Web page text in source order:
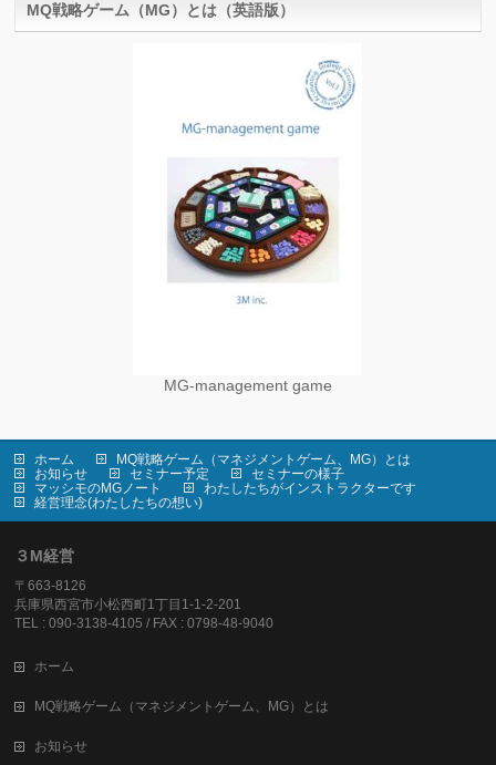
MQ戦略ゲーム（MG）とは（英語版）
MG-management game
ホーム
MQ戦略ゲーム（マネジメントゲーム、MG）とは
お知らせ
セミナー予定
セミナーの様子
マッシモのMGノート
わたしたちがインストラクターです
経営理念(わたしたちの想い)
３M経営
〒663-8126
兵庫県西宮市小松西町1丁目1-1-2-201
TEL : 090-3138-4105 / FAX : 0798-48-9040
ホーム
MQ戦略ゲーム（マネジメントゲーム、MG）とは
お知らせ